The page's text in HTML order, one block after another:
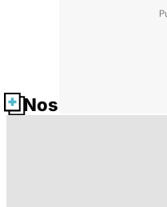
Nos fiches santé